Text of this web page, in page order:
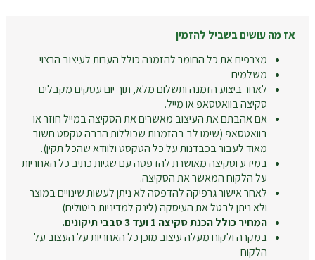
אז מה עושים בשביל להזמין
מצרפים את כל החומר להזמנה כולל הערות לעיצוב הרצוי
משלמים
לאחר ביצוע הזמנה ותשלום מלא, תוך יום עסקים מקבלים
סקיצה בוואטסאפ או מייל.
אם אהבתם את העיצוב מאשרים את הסקיצה במייל חוזר או
בוואטסאפ (שימו לב בהזמנות שכוללות הרבה טקסט חשוב
מאוד לעבור בכבדנות על כל הטקסט ולוודא שהכל תקין).
במידע וסקיצה מאושרת להדפסה עם שגיות כתיב כל האחריות
על הלקוח המאשר את הסקיצה.
לאחר אישור גרפיקה להדפסה לא ניתן לעשות שינויים במוצר
ולא ניתן לבטל את העיסקה (לינק למדיניות ביטולים)
המחיר כולל הכנת סקיצה 1 ועד 3 סבבי תיקונים.
במקרה ולקוח מעלה עיצוב מוכן כל האחריות על העצוב על
הלקוח